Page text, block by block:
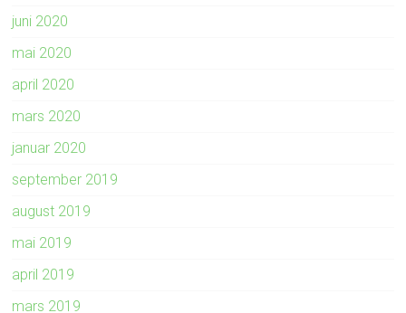
juni 2020
mai 2020
april 2020
mars 2020
januar 2020
september 2019
august 2019
mai 2019
april 2019
mars 2019